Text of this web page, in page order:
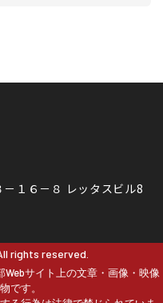
１６－８ レッタスビル8
rights reserved.
サイト上の文章・画像・映像
です。